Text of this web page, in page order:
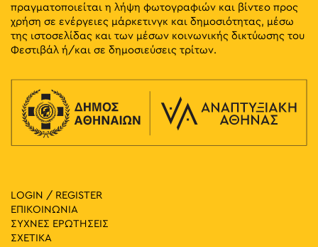
πραγματοποιείται η λήψη φωτογραφιών και βίντεο προς
χρήση σε ενέργειες μάρκετινγκ και δημοσιότητας, μέσω
της ιστοσελίδας και των μέσων κοινωνικής δικτύωσης του
Φεστιβάλ ή/και σε δημοσιεύσεις τρίτων.
LOGIN / REGISTER
ΕΠΙΚΟΙΝΩΝΙΑ
ΣΥΧΝΕΣ ΕΡΩΤΗΣΕΙΣ
ΣΧΕΤΙΚΑ